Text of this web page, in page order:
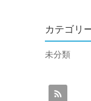
カテゴリ
未分類